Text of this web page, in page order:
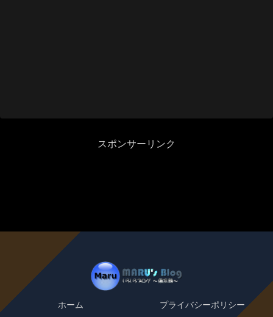
スポンサーリンク
ホーム プライバシーポリシー